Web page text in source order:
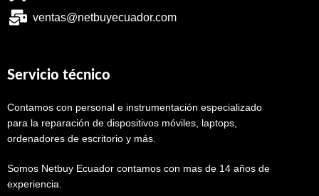
ventas@netbuyecuador.com
Servicio técnico
Contamos con personal e instrumentación especializado
para la reparación de dispositivos móviles, laptops,
ordenadores de escritorio y más.
Somos Netbuy Ecuador contamos con mas de 14 años de
experiencia.